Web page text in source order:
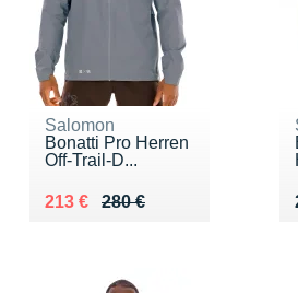
Salomon
Bonatti Pro Herren
Off-Trail-D...
280 €
Au lieu de 280 €
213 €
Vendu 213 €